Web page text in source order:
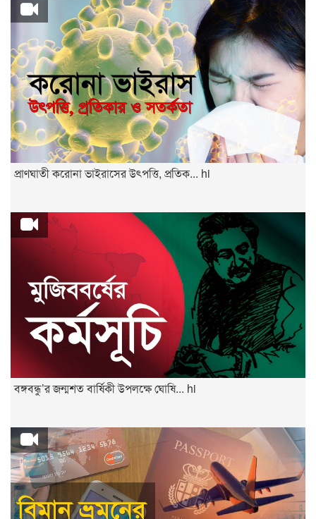
প্রাণঘাতী করোনা ভাইরাসের উৎপত্তি, প্রতিক... hi
বঙ্গবন্ধু’র জন্মশত বার্ষিকী উপলক্ষে ঘোষি... hi